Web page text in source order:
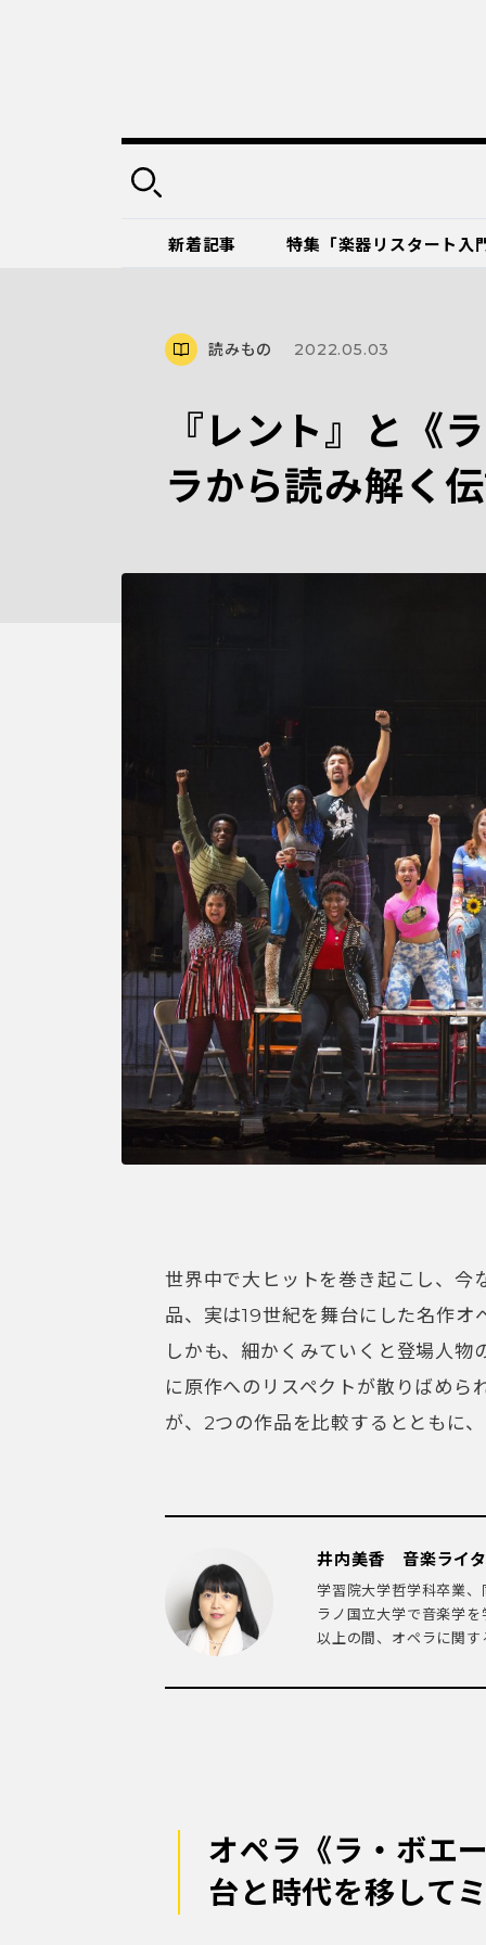
新着記事 特集「楽器リスタート入
読みもの 2022.05.03
『レント』と《
ラから読み解く
世界中で大ヒットを巻き起こし、今
品、実は19世紀を舞台にした名作オ
しかも、細かくみていくと登場人
に原作へのリスペクトが散りばめら
が、2つの作品を比較するとともに
井内美香 音楽ライ
学習院大学哲学科卒業
ラノ国立大学で音楽学
以上の間、オペラに関
オペラ《ラ・ボエ
台と時代を移して